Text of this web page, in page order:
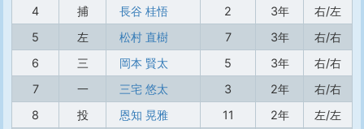
4
捕 長谷 桂悟 2 3年
右/左
5
左 松村 直樹 7 3年
右/右
6
三 岡本 賢太 5 3年
右/右
7
一 三宅 悠太 3 2年
右/右
8
投 恩知 晃雅 11 2年
左/左